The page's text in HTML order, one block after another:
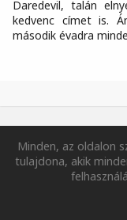
Daredevil, talán
kedvenc címet is.
második évadra
Minden, az oldalon
tulajdona, akik